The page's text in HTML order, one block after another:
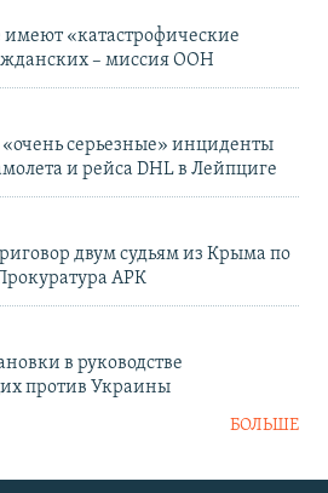
«катастрофические
– миссия ООН
«очень серьезные» инциденты
и рейса DHL в Лейпциге
двум судьям из Крыма по
АРК
в руководстве
против Украины
БОЛЬШЕ